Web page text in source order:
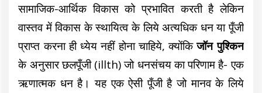
सामाजिक-आर्थिक विकास को प्रभावित करती है लेकिन
वास्तव में विकास के स्थायित्व के लिये अत्यधिक धन या पूँजी
प्राप्त करना ही ध्येय नहीं होना चाहिये, क्योंकिजॉन पुश्किन
के अनुसार छलपूँजी (illth) जो धनसंचय का परिणाम है- एक
ऋणात्मक धन है। यह एक ऐसी पूँजी है जो मानव के लिये